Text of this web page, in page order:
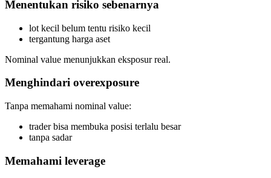
Menentukan risiko sebenarnya
lot kecil belum tentu risiko kecil
tergantung harga aset
Nominal value menunjukkan eksposur real.
Menghindari overexposure
Tanpa memahami nominal value:
trader bisa membuka posisi terlalu besar
tanpa sadar
Memahami leverage